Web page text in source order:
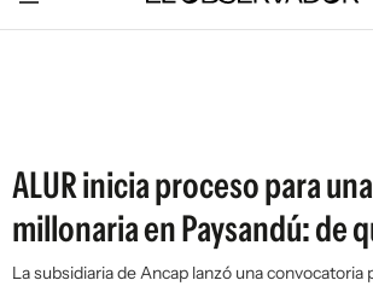
ARGENTINA
ALUR inicia proceso para
millonaria en Paysandú: de
La subsidiaria de Ancap lanzó una convocatoria